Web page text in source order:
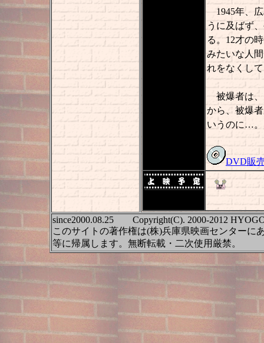
1945年、
うに及ばず
る。12才の
みたいな人
れをなくし
被爆者は、
から、被爆
いうのに…。
DVD販
since2000.08.25 Copyright(C). 2000-2012
このサイトの著作権は(株)兵庫県映画センターに
等に帰属します。無断転載・二次使用厳禁。